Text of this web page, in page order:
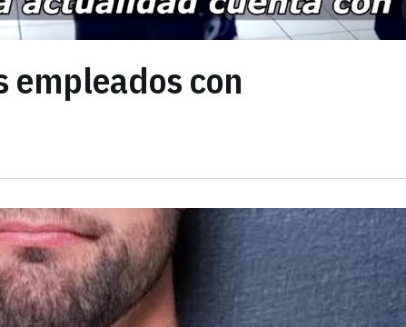
empleados con